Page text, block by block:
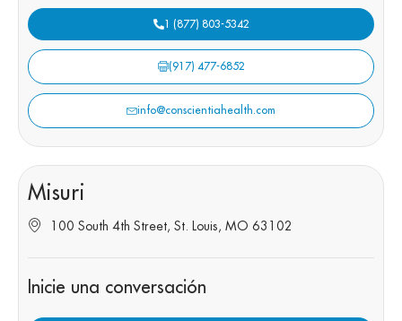
1 (877) 803-5342
(917) 477-6852
info@conscientiahealth.com
Misuri
100 South 4th Street, St. Louis, MO 63102
Inicie una conversación